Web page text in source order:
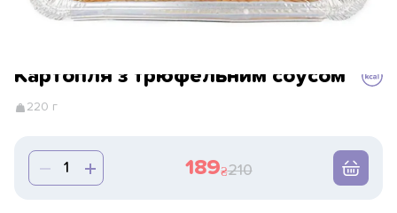
Картопля з трюфельним соусом
220 г
189 210